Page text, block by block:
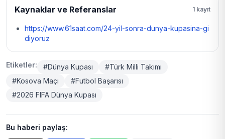
Kaynaklar ve Referanslar 1 kayıt
https://www.61saat.com/24-yil-sonra-dunya-kupasina-gi
diyoruz
Etiketler: #Dünya Kupası
#Türk Milli Takımı
#Kosova Maçı
#Futbol Başarısı
#2026 FIFA Dünya Kupası
Bu haberi paylaş: